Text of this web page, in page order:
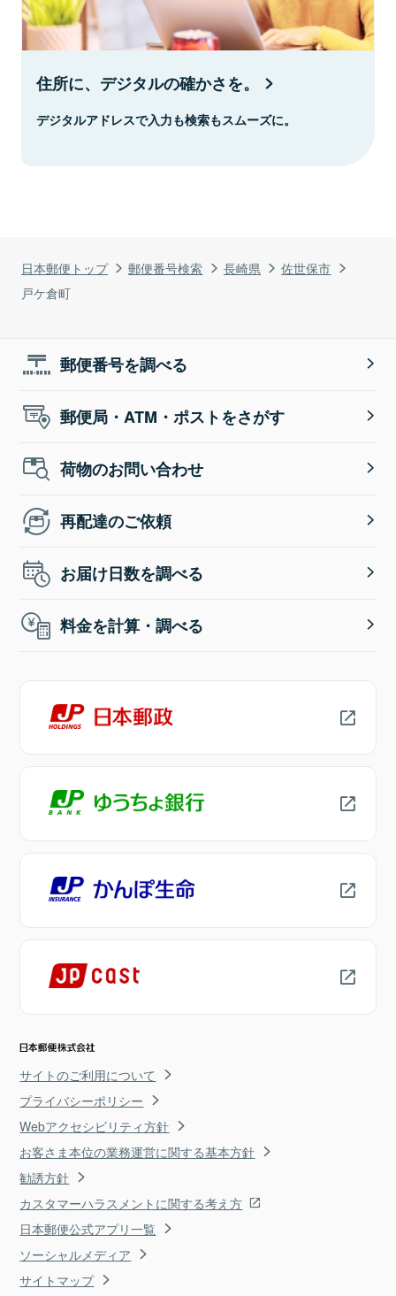
日本郵便トップ 郵便番号検索 長崎県
佐世保市
戸ケ倉町
住所に、デジタルの確かさを。
デジタルアドレスで入力も検索もスムーズに。
郵便番号を調べる
郵便局・ATM・ポストをさがす
荷物のお問い合わせ
再配達のご依頼
お届け日数を調べる
料金を計算・調べる
サイトのご利用について
プライバシーポリシー
Webアクセシビリティ方針
お客さま本位の業務運営に関する基本方針
勧誘方針
カスタマーハラスメントに関する考え方
日本郵便公式アプリ一覧
ソーシャルメディア
サイトマップ